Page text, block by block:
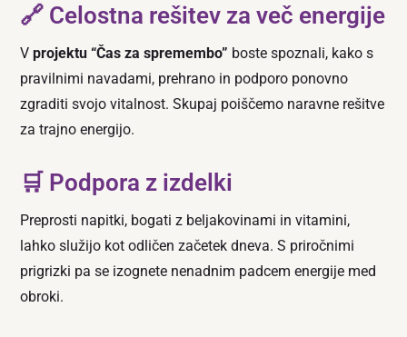
🔗 Celostna rešitev za več energije
Vprojektu “Čas za spremembo” boste spoznali, kako s
pravilnimi navadami, prehrano in podporo ponovno
zgraditi svojo vitalnost. Skupaj poiščemo naravne rešitve
za trajno energijo.
🛒 Podpora z izdelki
Preprosti napitki, bogati z beljakovinami in vitamini,
lahko služijo kot odličen začetek dneva. S priročnimi
prigrizki pa se izognete nenadnim padcem energije med
obroki.